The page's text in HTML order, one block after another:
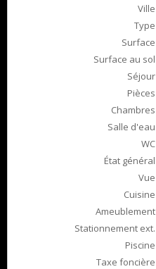
Ville
Type
Surface
Surface au sol
Séjour
Pièces
Chambres
Salle d'eau
WC
État général
Vue
Cuisine
Ameublement
Stationnement ext.
Piscine
Taxe foncière